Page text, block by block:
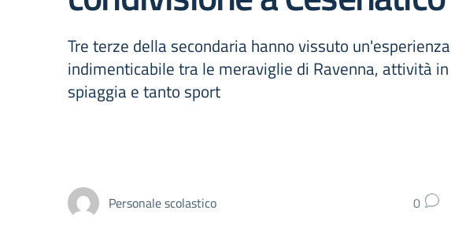
Tre terze della secondaria hanno vissuto un'esperienza
indimenticabile tra le meraviglie di Ravenna, attività in
spiaggia e tanto sport
Personale scolastico 0